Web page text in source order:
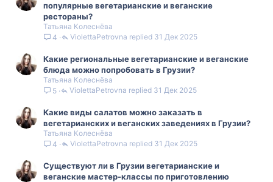
популярные вегетарианские и веганские
рестораны?
Татьяна Колеснёва
4
31 Дек 2025
ViolettaPetrovna
Какие региональные вегетарианские и веганские
блюда можно попробовать в Грузии?
Татьяна Колеснёва
5
31 Дек 2025
ViolettaPetrovna
Какие виды салатов можно заказать в
вегетарианских и веганских заведениях в Грузии?
Татьяна Колеснёва
4
31 Дек 2025
ViolettaPetrovna
Существуют ли в Грузии вегетарианские и
веганские мастер-классы по приготовлению